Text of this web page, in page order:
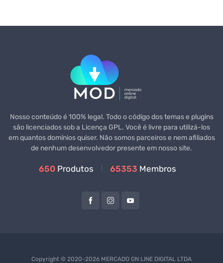
Nosso conteúdo é 100% legal. Todo o código dos temas e plugins
são licenciados sob a Licença GPL. Você é livre para utilizá-los
em quantos domínios quiser. Não somos parceiros e nem afiliados
de nenhum desenvolvedor presente em nosso site.
650 Produtos 65353 Membros
Copyright © 2020-2026 MERCADO ON LINE DIGITAL LTDA